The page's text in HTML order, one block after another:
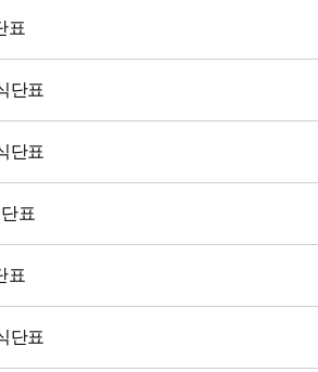
표
단표
단표
표
표
단표